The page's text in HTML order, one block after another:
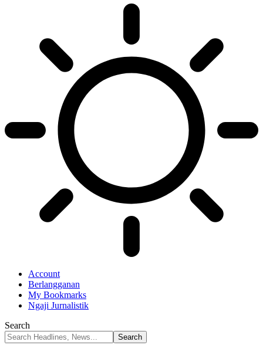
Account
Berlangganan
My Bookmarks
Ngaji Jurnalistik
Search